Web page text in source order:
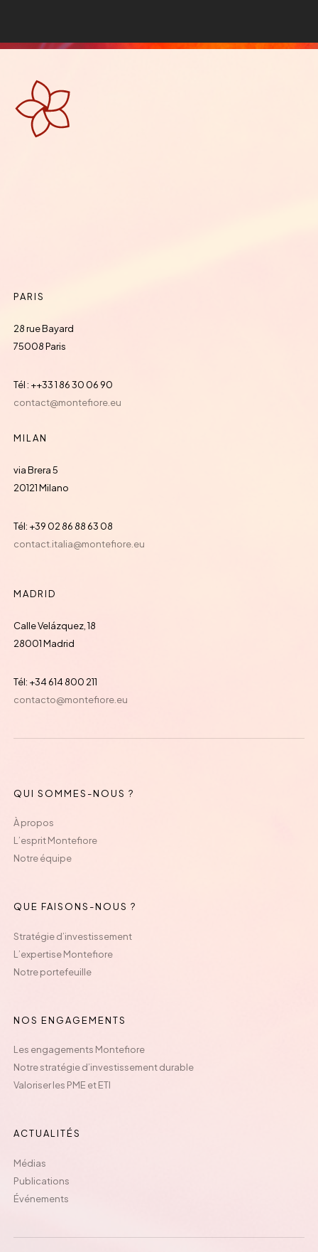
PARIS
28 rue Bayard
75008 Paris
Tél : ++33 1 86 30 06 90
contact@montefiore.eu
MILAN
via Brera 5
20121 Milano
Tél: +39 02 86 88 63 08
contact.italia@montefiore.eu
MADRID
Calle Velázquez, 18
28001 Madrid
Tél: +34 614 800 211
contacto@montefiore.eu
QUI SOMMES-NOUS ?
À propos
L’esprit Montefiore
Notre équipe
QUE FAISONS-NOUS ?
Stratégie d’investissement
L’expertise Montefiore
Notre portefeuille
NOS ENGAGEMENTS
Les engagements Montefiore
Notre stratégie d’investissement durable
Valoriser les PME et ETI
ACTUALITÉS
Médias
Publications
Événements